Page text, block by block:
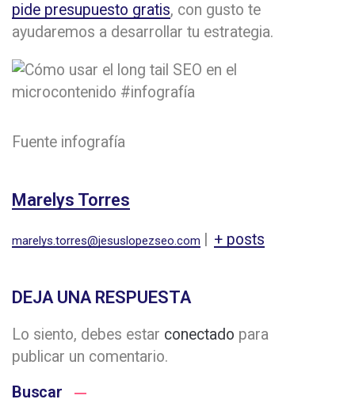
pide presupuesto gratis, con gusto te
ayudaremos a desarrollar tu estrategia.
Fuente infografía
Marelys Torres
marelys.torres@jesuslopezseo.com + posts
DEJA UNA RESPUESTA
Lo siento, debes estar conectado para
publicar un comentario.
Buscar